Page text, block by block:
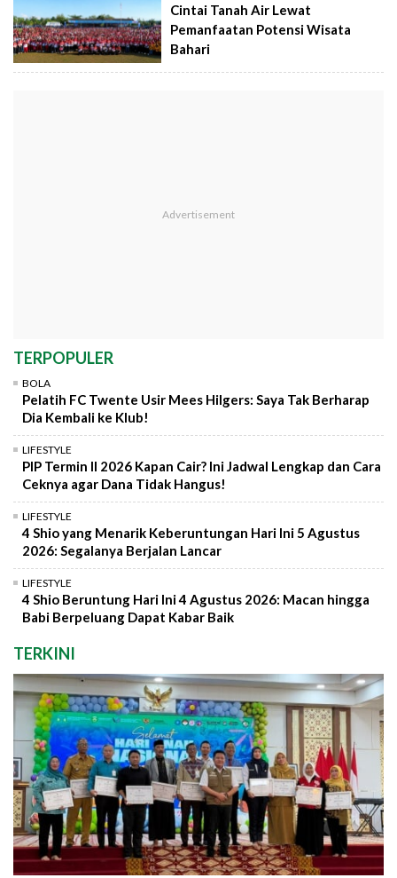
Cintai Tanah Air Lewat
Pemanfaatan Potensi Wisata
Bahari
TERPOPULER
BOLA
Pelatih FC Twente Usir Mees Hilgers: Saya Tak Berharap
Dia Kembali ke Klub!
LIFESTYLE
PIP Termin II 2026 Kapan Cair? Ini Jadwal Lengkap dan Cara
Ceknya agar Dana Tidak Hangus!
LIFESTYLE
4 Shio yang Menarik Keberuntungan Hari Ini 5 Agustus
2026: Segalanya Berjalan Lancar
LIFESTYLE
4 Shio Beruntung Hari Ini 4 Agustus 2026: Macan hingga
Babi Berpeluang Dapat Kabar Baik
TERKINI